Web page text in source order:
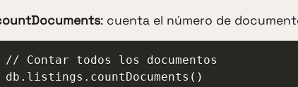
: cuenta el número de
// Contar todos los documentos
db.listings.countDocuments()